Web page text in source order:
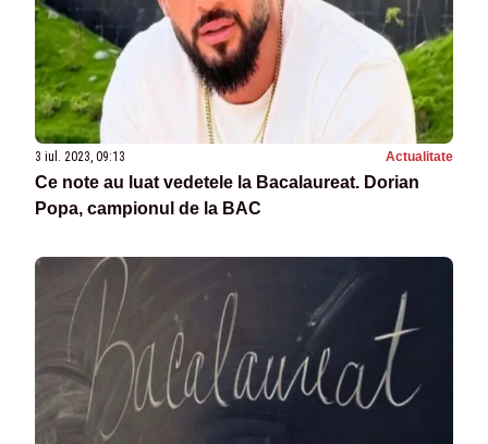
3 iul. 2023, 09:13 Actualitate
Ce note au luat vedetele la Bacalaureat. Dorian
Popa, campionul de la BAC